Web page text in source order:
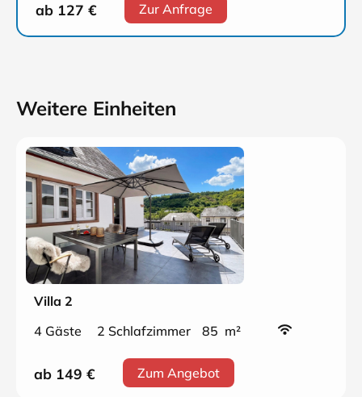
ab 127 € Zur Anfrage
Weitere Einheiten
Villa 2
4 Gäste
2 Schlafzimmer 85 m²
ab 149 € Zum Angebot